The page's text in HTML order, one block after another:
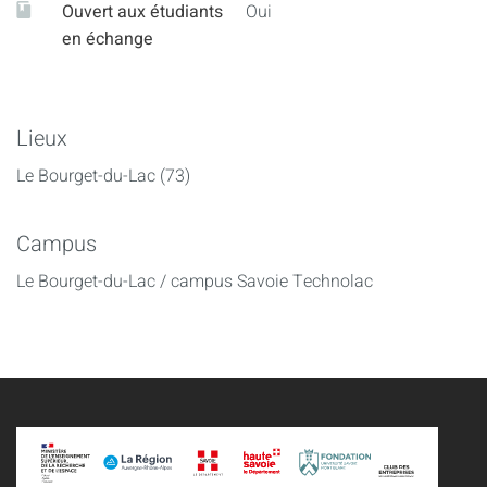
hébergement (cache, mise à l’échelle, affectation de
ressources...)
Ouvert aux étudiants
en échange
Oui
Lieux
Le Bourget-du-Lac (73)
Campus
Le Bourget-du-Lac / campus Savoie Technolac